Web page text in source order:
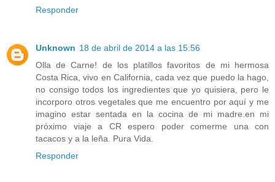
Responder
Unknown 18 de abril de 2014 a las 15:56
Olla de Carne! de los platillos favoritos de mi hermosa
Costa Rica, vivo en California, cada vez que puedo la hago,
no consigo todos los ingredientes que yo quisiera, pero le
incorporo otros vegetales que me encuentro por aquí y me
imagino estar sentada en la cocina de mi madre.en mi
próximo viaje a CR espero poder comerme una con
tacacos y a la leña. Pura Vida.
Responder